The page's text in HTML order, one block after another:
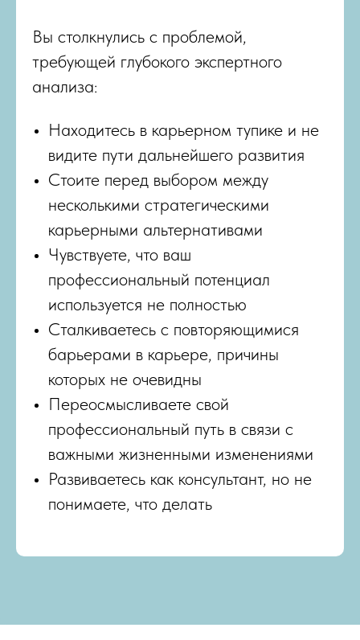
Вы столкнулись с проблемой,
требующей глубокого экспертного
анализа:
Находитесь в карьерном тупике и не
видите пути дальнейшего развития
Стоите перед выбором между
несколькими стратегическими
карьерными альтернативами
Чувствуете, что ваш
профессиональный потенциал
используется не полностью
Сталкиваетесь с повторяющимися
барьерами в карьере, причины
которых не очевидны
Переосмысливаете свой
профессиональный путь в связи с
важными жизненными изменениями
Развиваетесь как консультант, но не
понимаете, что делать